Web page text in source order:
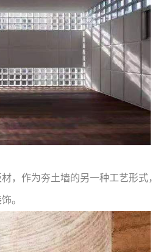
，作为夯土墙的另一种工艺形式
。